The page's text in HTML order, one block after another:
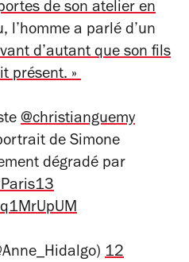
de son atelier en
l’homme a parlé d’un
d’autant que son fils
présent. »
@christianguemy
de Simone
dégradé par
12